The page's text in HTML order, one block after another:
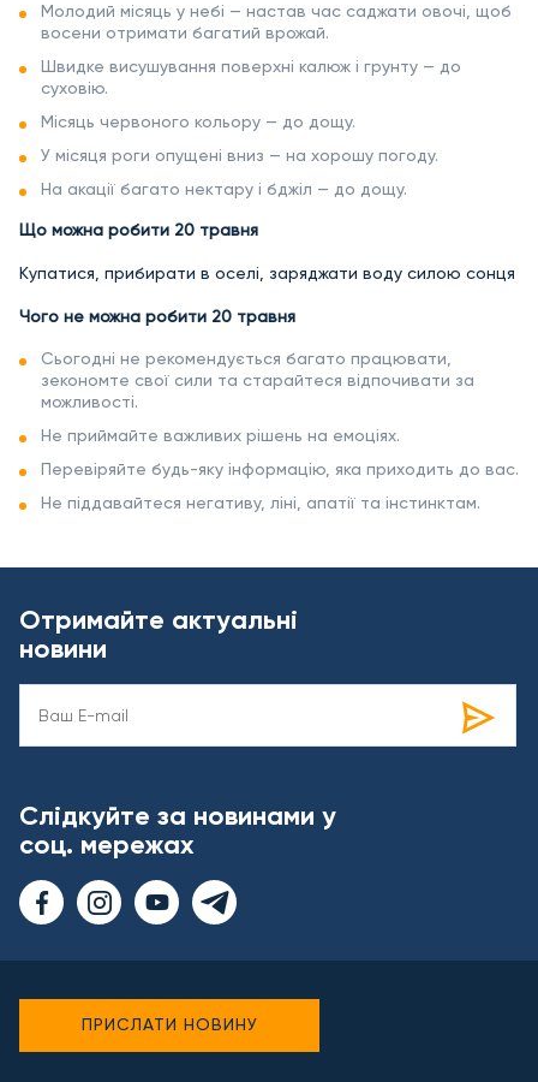
Молодий місяць у небі — настав час саджати овочі, щоб
восени отримати багатий врожай.
Швидке висушування поверхні калюж і грунту — до
суховію.
Місяць червоного кольору — до дощу.
У місяця роги опущені вниз — на хорошу погоду.
На акації багато нектару і бджіл — до дощу.
Що можна робити 20 травня
Купатися, прибирати в оселі, заряджати воду силою сонця
Чого не можна робити 20 травня
Сьогодні не рекомендується багато працювати,
зекономте свої сили та старайтеся відпочивати за
можливості.
Не приймайте важливих рішень на емоціях.
Перевіряйте будь-яку інформацію, яка приходить до вас.
Не піддавайтеся негативу, ліні, апатії та інстинктам.
Отримайте актуальні
новини
Слідкуйте за новинами у
соц. мережах
ПРИСЛАТИ НОВИНУ